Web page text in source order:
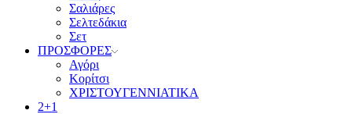
Σαλιάρες
Σελτεδάκια
Σετ
ΠΡΟΣΦΟΡΕΣ
Αγόρι
Κορίτσι
ΧΡΙΣΤΟΥΓΕΝΝΙΑΤΙΚΑ
2+1